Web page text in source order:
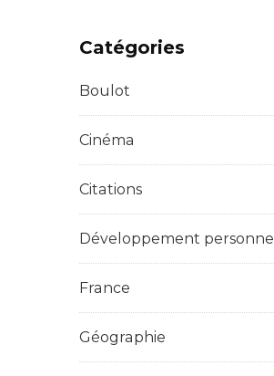
Catégories
Boulot
Cinéma
Citations
Développement personnel
France
Géographie